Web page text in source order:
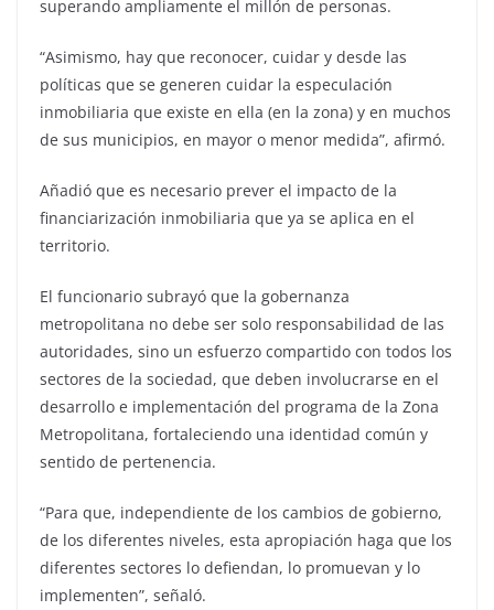
superando ampliamente el millón de personas.
“Asimismo, hay que reconocer, cuidar y desde las
políticas que se generen cuidar la especulación
inmobiliaria que existe en ella (en la zona) y en muchos
de sus municipios, en mayor o menor medida”, afirmó.
Añadió que es necesario prever el impacto de la
financiarización inmobiliaria que ya se aplica en el
territorio.
El funcionario subrayó que la gobernanza
metropolitana no debe ser solo responsabilidad de las
autoridades, sino un esfuerzo compartido con todos los
sectores de la sociedad, que deben involucrarse en el
desarrollo e implementación del programa de la Zona
Metropolitana, fortaleciendo una identidad común y
sentido de pertenencia.
“Para que, independiente de los cambios de gobierno,
de los diferentes niveles, esta apropiación haga que los
diferentes sectores lo defiendan, lo promuevan y lo
implementen”, señaló.